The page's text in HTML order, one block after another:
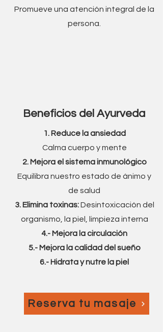
Promueve una atención integral de la
persona.
Beneficios del Ayurveda
1. Reduce la ansiedad
Calma cuerpo y mente
2. Mejora el sistema inmunológico
Equilibra nuestro estado de ánimo y
de salud
3. Elimina toxinas:Desintoxicación del
organismo, la piel, limpieza interna
4.- Mejora la circulación
5.- Mejora la calidad del sueño
6.- Hidrata y nutre la piel
Reserva tu masaje